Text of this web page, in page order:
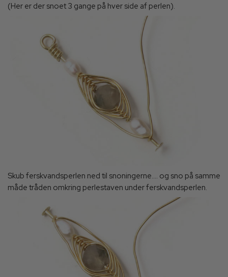
(Her er der snoet 3 gange på hver side af perlen).
Skub ferskvandsperlen ned til snoningerne.... og sno på samme
måde tråden omkring perlestaven under ferskvandsperlen.